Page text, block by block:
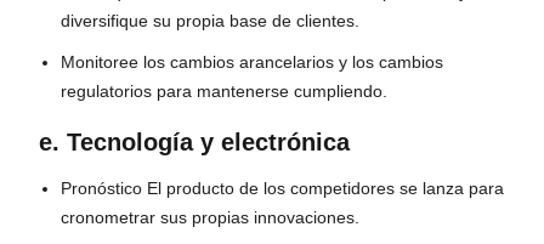
diversifique su propia base de clientes.
Monitoree los cambios arancelarios y los cambios
regulatorios para mantenerse cumpliendo.
e. Tecnología y electrónica
Pronóstico El producto de los competidores se lanza para
cronometrar sus propias innovaciones.